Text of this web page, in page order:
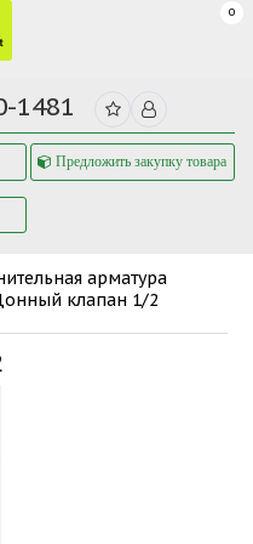
0
1481
Предложить закупку товара
арматура
клапан 1/2